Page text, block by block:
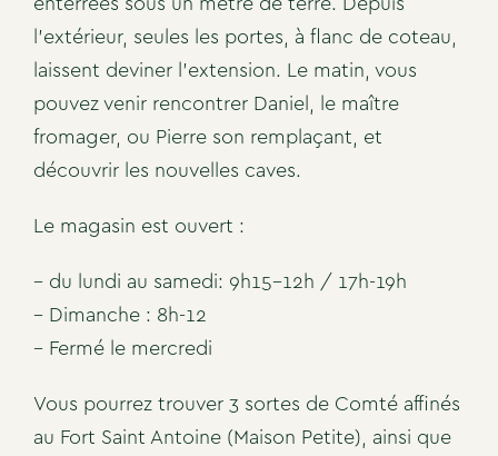
enterrées sous un mètre de terre. Depuis
l’extérieur, seules les portes, à flanc de coteau,
laissent deviner l’extension. Le matin, vous
pouvez venir rencontrer Daniel, le maître
fromager, ou Pierre son remplaçant, et
découvrir les nouvelles caves.
Le magasin est ouvert :
– du lundi au samedi: 9h15-12h / 17h-19h
– Dimanche : 8h-12
– Fermé le mercredi
Vous pourrez trouver 3 sortes de Comté affinés
au Fort Saint Antoine (Maison Petite), ainsi que